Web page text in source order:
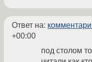
Ответ на:
+00:00
под столом